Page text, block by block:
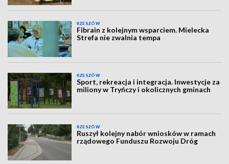
RZESZÓW
Fibrain z kolejnym wsparciem. Mielecka
Strefa nie zwalnia tempa
RZESZÓW
Sport, rekreacja i integracja. Inwestycje za
miliony w Tryńczy i okolicznych gminach
RZESZÓW
Ruszył kolejny nabór wniosków w ramach
rządowego Funduszu Rozwoju Dróg